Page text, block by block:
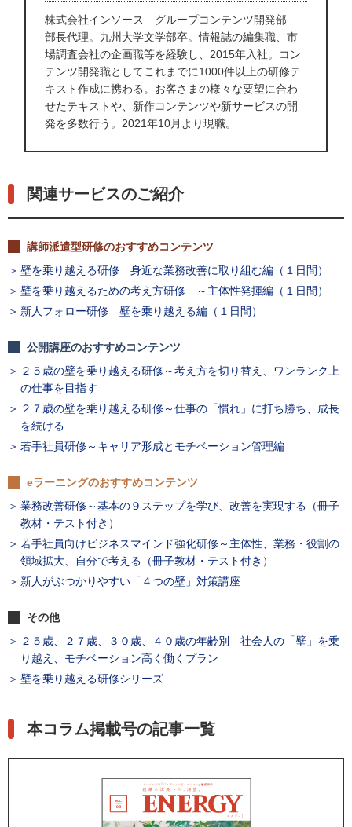
株式会社インソース グループコンテンツ開発部
部長代理。九州大学文学部卒。情報誌の編集職、市
場調査会社の企画職等を経験し、2015年入社。コン
テンツ開発職としてこれまでに1000件以上の研修テ
キスト作成に携わる。お客さまの様々な要望に合わ
せたテキストや、新作コンテンツや新サービスの開
発を多数行う。2021年10月より現職。
関連サービスのご紹介
講師派遣型研修のおすすめコンテンツ
壁を乗り越える研修 身近な業務改善に取り組む編（１日間）
壁を乗り越えるための考え方研修 ～主体性発揮編（１日間）
新人フォロー研修 壁を乗り越える編（１日間）
公開講座のおすすめコンテンツ
２５歳の壁を乗り越える研修～考え方を切り替え、ワンランク上
の仕事を目指す
２７歳の壁を乗り越える研修～仕事の「慣れ」に打ち勝ち、成長
を続ける
若手社員研修～キャリア形成とモチベーション管理編
eラーニングのおすすめコンテンツ
業務改善研修～基本の９ステップを学び、改善を実現する（冊子
教材・テスト付き）
若手社員向けビジネスマインド強化研修～主体性、業務・役割の
領域拡大、自分で考える（冊子教材・テスト付き）
新人がぶつかりやすい「４つの壁」対策講座
その他
２５歳、２７歳、３０歳、４０歳の年齢別 社会人の「壁」を乗
り越え、モチベーション高く働くプラン
壁を乗り越える研修シリーズ
本コラム掲載号の記事一覧